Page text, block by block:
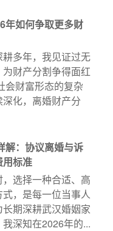
年如何争取更多财
多年，我见证过无
财产分割争得面红
会财富形态的复杂
化，离婚财产分
解：协议离婚与诉
用标准
选择一种合适、高
，是每一位当事人
期深耕武汉婚姻家
深知在2026年的...